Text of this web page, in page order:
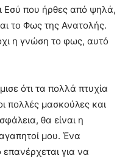
Εσύ που ήρθες από ψηλά,
το Φως της Ανατολής.
η γνώση το φως, αυτό
ότι τα πολλά πτυχία
πολλές μασκούλες και
θα είναι η
μου. Ένα
για να